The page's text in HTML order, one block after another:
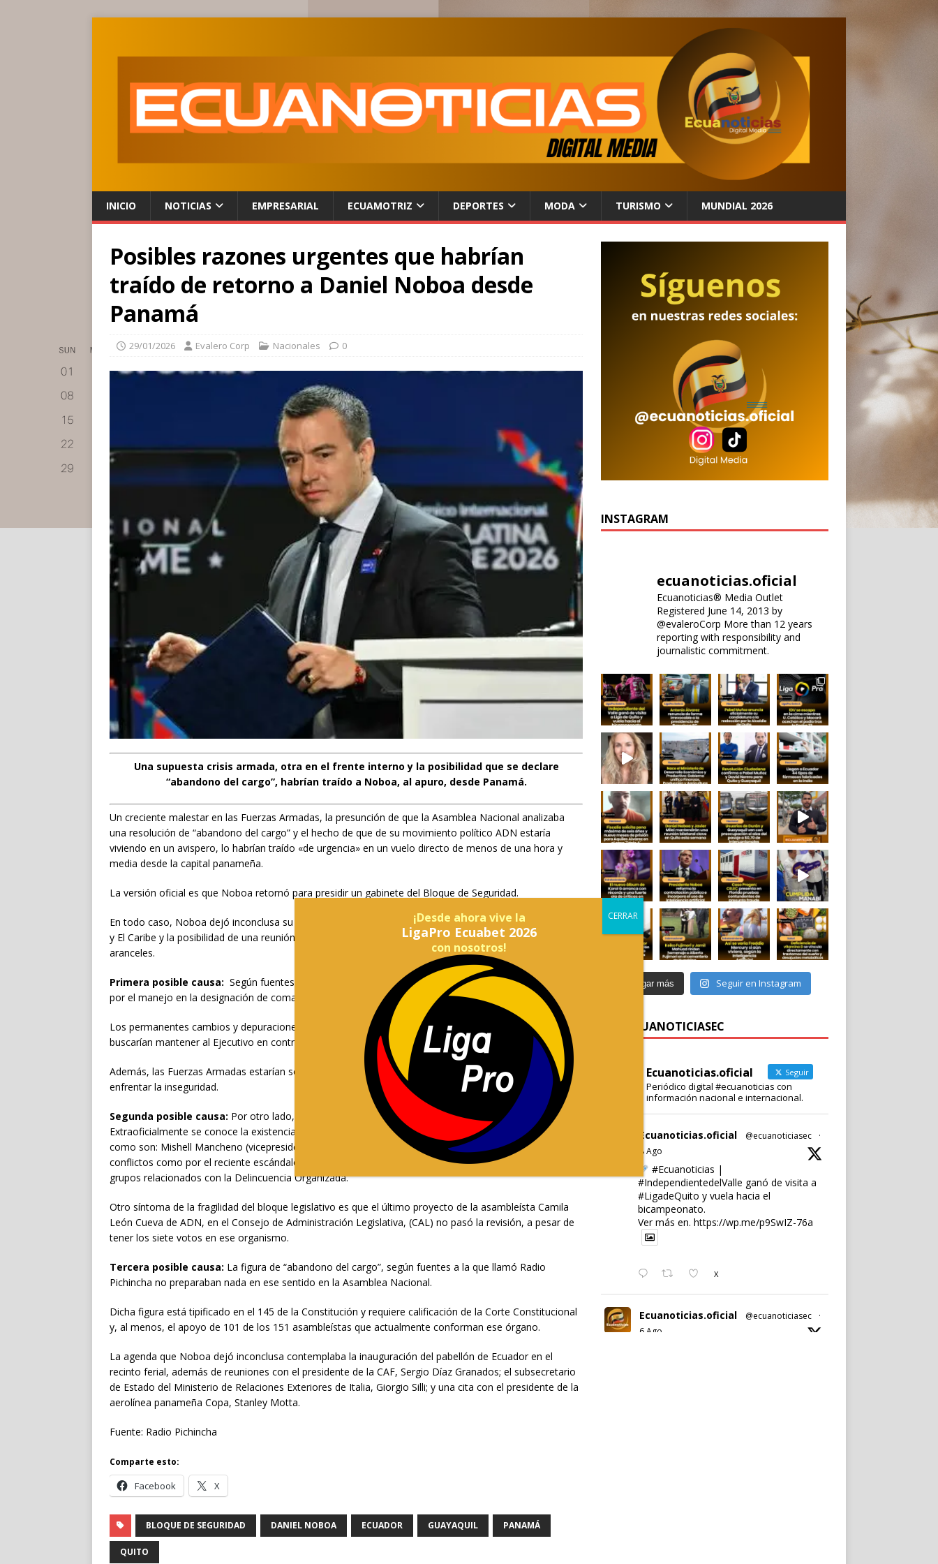
INICIO NOTICIAS EMPRESARIAL ECUAMOTRIZ DEPORTES MODA TURISMO MUNDIAL 2026
Posibles razones urgentes que habrían
traído de retorno a Daniel Noboa desde
Panamá
29/01/2026 Evalero Corp Nacionales 0
Una supuesta crisis armada, otra en el frente interno y la posibilidad que se declare
“abandono del cargo”, habrían traído a Noboa, al apuro, desde Panamá.
Un creciente malestar en las Fuerzas Armadas, la presunción de que la Asamblea Nacional analizaba
una resolución de “abandono del cargo” y el hecho de que de su movimiento político ADN estaría
viviendo en un avispero, lo habrían traído «de urgencia» en un vuelo directo de menos de una hora y
media desde la capital panameña.
La versión oficial es que Noboa retornó para presidir un gabinete del Bloque de Seguridad.
En todo caso, Noboa dejó inconclusa su agenda en el Foro Económico Internacional de América Latina
y El Caribe y la posibilidad de una reunión con Gustavo Petro, presidente de Colombia en plena crisis de
aranceles.
Primera posible causa: Según fuentes internas, Las Fuerzas Armadas habrían expresado su malestar
por el manejo en la designación de comandantes de fuerza.
Los permanentes cambios y depuraciones, ordenadas vía Decreto Ejecutivo, según los militares,
buscarían mantener al Ejecutivo en control absoluto directo de la institucionalidad armada.
Además, las Fuerzas Armadas estarían solicitando, también, que se revisen las estrategias para
enfrentar la inseguridad.
Segunda posible causa: Por otro lado, el oficialismo tiene abiertos varios frentes internos.
Extraoficialmente se conoce la existencia de disputas entre las cabezas visibles en la Asamblea Nacional
como son: Mishell Mancheno (vicepresidenta), Valentina Centeno y Rosie Torres, quienes tendrían
conflictos como por el reciente escándalo de supuesta vinculación de Torres con personas cercanas a
grupos relacionados con la Delincuencia Organizada.
Otro síntoma de la fragilidad del bloque legislativo es que el último proyecto de la asambleísta Camila
León Cueva de ADN, en el Consejo de Administración Legislativa, (CAL) no pasó la revisión, a pesar de
tener los siete votos en ese organismo.
Tercera posible causa: La figura de “abandono del cargo”, según fuentes a la que llamó Radio
Pichincha no preparaban nada en ese sentido en la Asamblea Nacional.
Dicha figura está tipificado en el 145 de la Constitución y requiere calificación de la Corte Constitucional
y, al menos, el apoyo de 101 de los 151 asambleístas que actualmente conforman ese órgano.
La agenda que Noboa dejó inconclusa contemplaba la inauguración del pabellón de Ecuador en el
recinto ferial, además de reuniones con el presidente de la CAF, Sergio Díaz Granados; el subsecretario
de Estado del Ministerio de Relaciones Exteriores de Italia, Giorgio Silli; y una cita con el presidente de la
aerolínea panameña Copa, Stanley Motta.
Fuente: Radio Pichincha
Comparte esto:
Facebook X
BLOQUE DE SEGURIDAD DANIEL NOBOA ECUADOR GUAYAQUIL PANAMÁ
QUITO
INSTAGRAM
ecuanoticias.oficial
Ecuanoticias® Media Outlet
Registered June 14, 2013 by
@evaleroCorp More than 12 years
reporting with responsibility and
journalistic commitment.
Cargar más Seguir en Instagram
X : @ECUANOTICIASEC
Ecuanoticias.oficial Seguir
Periódico digital #ecuanoticias con
información nacional e internacional.
Ecuanoticias.oficial @ecuanoticiasec
·
8 Ago
#Ecuanoticias |
#IndependientedelValle ganó de visita a
#LigadeQuito y vuela hacia el
bicampeonato.
Ver más en. https://wp.me/p9SwIZ-76a
X
Ecuanoticias.oficial @ecuanoticiasec
·
6 Ago
¡Desde ahora vive la
LigaPro Ecuabet 2026
con nosotros!